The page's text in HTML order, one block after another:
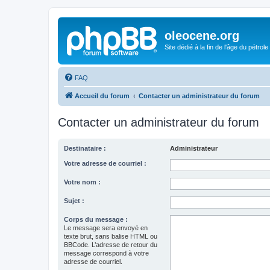
oleocene.org
Site dédié à la fin de l'âge du pétrole
FAQ
Accueil du forum Contacter un administrateur du forum
Contacter un administrateur du forum
Destinataire : Administrateur
Votre adresse de courriel :
Votre nom :
Sujet :
Corps du message :
Le message sera envoyé en
texte brut, sans balise HTML ou
BBCode. L’adresse de retour du
message correspond à votre
adresse de courriel.